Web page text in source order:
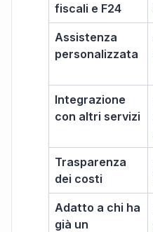
fiscali e F24
Assistenza
personalizzata
Integrazione
con altri servizi
Trasparenza
dei costi
Adatto a chi ha
già un